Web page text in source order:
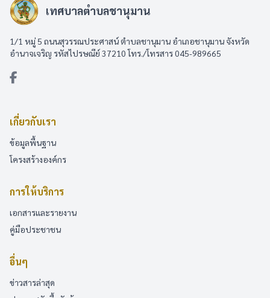
เทศบาลตำบลชานุมาน
1/1 หมู่ 5 ถนนสุวรรณประศาสน์ ตำบลชานุมาน อำเภอชานุมาน จังหวัด
อำนาจเจริญ รหัสไปรษณีย์ 37210 โทร./โทรสาร 045-989665
เกี่ยวกับเรา
ข้อมูลพื้นฐาน
โครงสร้างองค์กร
การให้บริการ
เอกสารและรายงาน
คู่มือประชาชน
อื่นๆ
ข่าวสารล่าสุด